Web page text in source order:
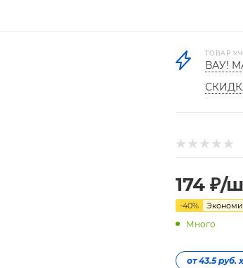
ТОВАР
ВАУ!
174 ₽/
-40%
Много
от 43.5 руб.